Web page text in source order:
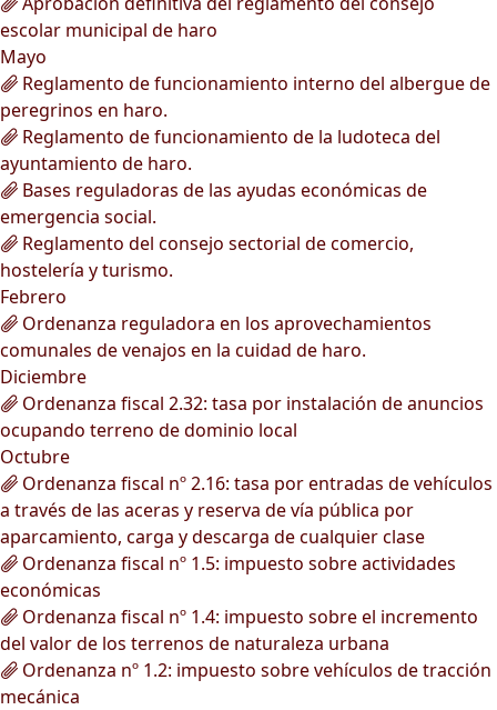
escolar municipal de haro
Mayo
Reglamento de funcionamiento interno del albergue de
peregrinos en haro.
Reglamento de funcionamiento de la ludoteca del
ayuntamiento de haro.
Bases reguladoras de las ayudas económicas de
emergencia social.
Reglamento del consejo sectorial de comercio,
hostelería y turismo.
Febrero
Ordenanza reguladora en los aprovechamientos
comunales de venajos en la cuidad de haro.
Diciembre
Ordenanza fiscal 2.32: tasa por instalación de anuncios
ocupando terreno de dominio local
Octubre
Ordenanza fiscal nº 2.16: tasa por entradas de vehículos
a través de las aceras y reserva de vía pública por
aparcamiento, carga y descarga de cualquier clase
Ordenanza fiscal nº 1.5: impuesto sobre actividades
económicas
Ordenanza fiscal nº 1.4: impuesto sobre el incremento
del valor de los terrenos de naturaleza urbana
Ordenanza nº 1.2: impuesto sobre vehículos de tracción
mecánica